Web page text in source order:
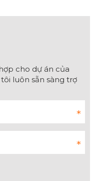
cho dự án của
luôn sẵn sàng trợ